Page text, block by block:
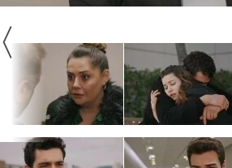
Ferit je bijesan i smatra Sertera